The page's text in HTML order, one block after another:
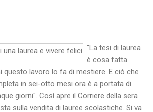
"La tesi di laurea
è cosa fatta.
questo lavoro lo fa di mestiere. E ciò che
in sei-otto mesi ora è a portata di
giorni". Così apre il Corriere della sera
sulla vendita di lauree scolastiche. Si va